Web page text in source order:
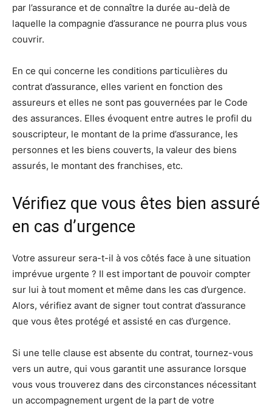
par l’assurance et de connaître la durée au-delà de
laquelle la compagnie d’assurance ne pourra plus vous
couvrir.
En ce qui concerne les conditions particulières du
contrat d’assurance, elles varient en fonction des
assureurs et elles ne sont pas gouvernées par le Code
des assurances. Elles évoquent entre autres le profil du
souscripteur, le montant de la prime d’assurance, les
personnes et les biens couverts, la valeur des biens
assurés, le montant des franchises, etc.
Vérifiez que vous êtes bien assuré
en cas d’urgence
Votre assureur sera-t-il à vos côtés face à une situation
imprévue urgente ? Il est important de pouvoir compter
sur lui à tout moment et même dans les cas d’urgence.
Alors, vérifiez avant de signer tout contrat d’assurance
que vous êtes protégé et assisté en cas d’urgence.
Si une telle clause est absente du contrat, tournez-vous
vers un autre, qui vous garantit une assurance lorsque
vous vous trouverez dans des circonstances nécessitant
un accompagnement urgent de la part de votre